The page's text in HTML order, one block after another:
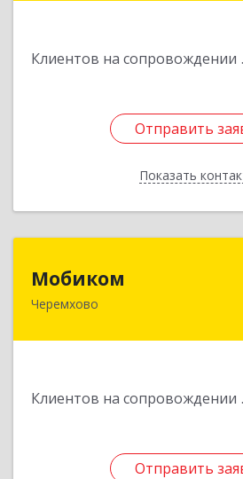
Клиентов на сопровождении
Отправить
Показать
Отправить
Назад
Мобиком
Черемхово
Клиентов на сопровождении
Отправить
Отправить